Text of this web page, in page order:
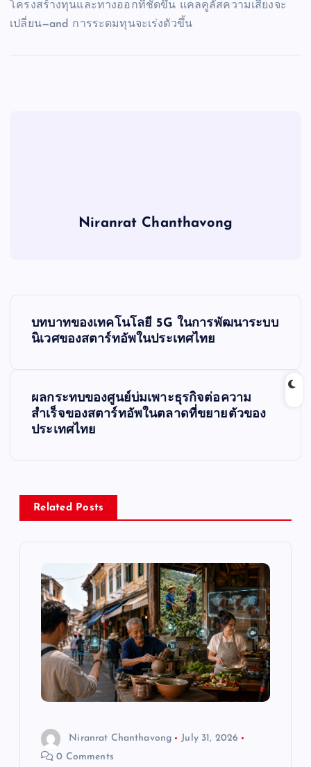
โครงสร้างทุนและทางออกที่ชัดขึ้น แคลคูลัสความเสี่ยงจะ
เปลี่ยน—and การระดมทุนจะเร่งตัวขึ้น
Niranrat Chanthavong
v
บทบาทของเทคโนโลยี 5G ในการพัฒนาระบบ
นิเวศของสตาร์ทอัพในประเทศไทย
ผลกระทบของศูนย์บ่มเพาะธุรกิจต่อความ
สำเร็จของสตาร์ทอัพในตลาดที่ขยายตัวของ
ประเทศไทย
Related Posts
Niranrat Chanthavong
July 31, 2026
0 Comments